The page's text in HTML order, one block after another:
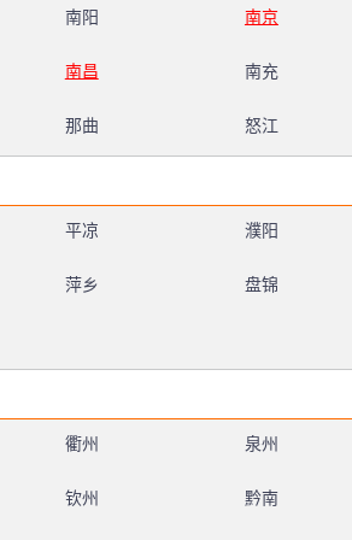
南阳 南京
南昌 南充
那曲 怒江
平凉 濮阳
萍乡 盘锦
衢州 泉州
钦州 黔南